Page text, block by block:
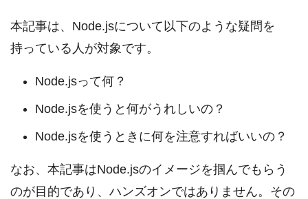
本記事は、Node.jsについて以下のような疑問を
持っている人が対象です。
Node.jsって何？
Node.jsを使うと何がうれしいの？
Node.jsを使うときに何を注意すればいいの？
なお、本記事はNode.jsのイメージを掴んでもらう
のが目的であり、ハンズオンではありません。その